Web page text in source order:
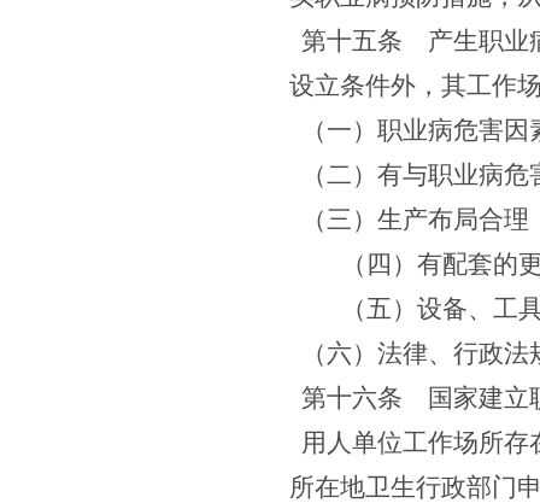
第十五条 产生职业
设立条件外，其工作
（一）职业病危害
（二）有与职业病
（三）生产布局合
（四）有配套的
（五）设备、工
（六）法律、行政
第十六条 国家建立
用人单位工作场所
所在地卫生行政部门